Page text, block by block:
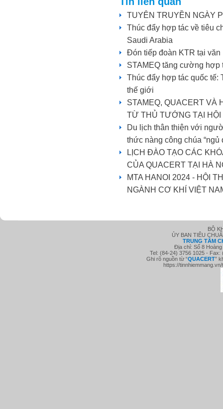
TUYÊN TRUYỀN NGÀY
Thúc đẩy hợp tác về tiêu
Saudi Arabia
Đón tiếp đoàn KTR tại
STAMEQ tăng cường hợp
Thúc đẩy hợp tác quốc tế:
thế giới
STAMEQ, QUACERT VÀ
TỪ THỦ TƯỚNG TẠI
Du lịch thân thiện với
thức nàng công chúa “ngủ
LỊCH ĐÀO TẠO CÁC
CỦA QUACERT TẠI HÀ
MTA HANOI 2024 - HỘI
NGÀNH CƠ KHÍ VIỆT
BỘ
ỦY BAN TIÊU
TRUNG TÂM
Địa chỉ: Số 8
Tel: (84-24) 3756 1025 -
Ghi rõ nguồn từ “QUACERT”
https://